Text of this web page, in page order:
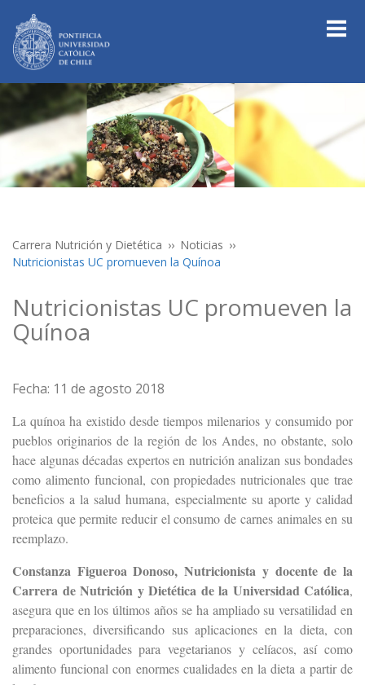
Carrera Nutrición y Dietética
Noticias
Nutricionistas UC promueven la Quínoa
Nutricionistas UC promueven la
Quínoa
Fecha: 11 de agosto 2018
La quínoa ha existido desde tiempos milenarios y consumido por
pueblos originarios de la región de los Andes, no obstante, solo
hace algunas décadas expertos en nutrición analizan sus bondades
como alimento funcional, con propiedades nutricionales que trae
beneficios a la salud humana, especialmente su aporte y calidad
proteica que permite reducir el consumo de carnes animales en su
reemplazo.
Constanza Figueroa Donoso, Nutricionista y docente de la
Carrera de Nutrición y Dietética de la Universidad Católica,
asegura que en los últimos años se ha ampliado su versatilidad en
preparaciones, diversificando sus aplicaciones en la dieta, con
grandes oportunidades para vegetarianos y celíacos, así como
alimento funcional con enormes cualidades en la dieta a partir de